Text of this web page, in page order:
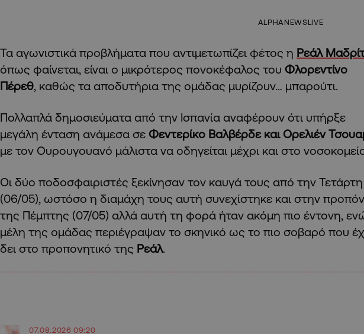
ALPHANEWSLIVE
Τα αγωνιστικά προβλήματα που αντιμετωπίζει φέτος η Ρεάλ
όπως φαίνεται, είναι ο μικρότερος πονοκέφαλος του Φλορεντίνο
Πέρεθ, καθώς τα αποδυτήρια της ομάδας μυρίζουν… μπαρούτι.
Πολλαπλά δημοσιεύματα από την Ισπανία αναφέρουν ότι υπήρξε
μεγάλη ένταση ανάμεσα σε Φεντερίκο Βαλβέρδε και Ορελιέν
με τον Ουρουγουανό μάλιστα να οδηγείται μέχρι και στο
Οι δύο ποδοσφαιριστές ξεκίνησαν τον καυγά τους από την Τετάρτη
(06/05), ωστόσο η διαμάχη τους αυτή συνεχίστηκε και στην
της Πέμπτης (07/05) αλλά αυτή τη φορά ήταν ακόμη πιο έντονη,
μέλη της ομάδας περιέγραψαν το σκηνικό ως το πιο σοβαρό που
δει στο προπονητικό της Ρεάλ.
07.08.2026 09:20